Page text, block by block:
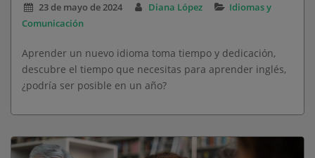
23 de mayo de 2024 Diana López
Idiomas y
Comunicación
Aprender un nuevo idioma toma tiempo y dedicación,
descubre el tiempo que necesitas para aprender inglés,
¿podría ser posible en un año?